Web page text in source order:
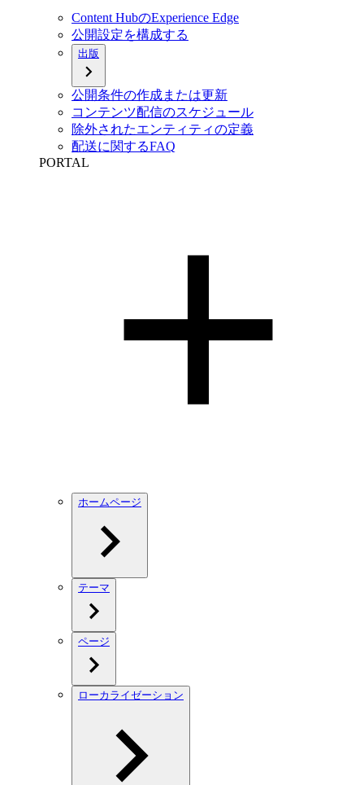
Content HubのExperience Edge
公開設定を構成する
出版
公開条件の作成または更新
コンテンツ配信のスケジュール
除外されたエンティティの定義
配送に関するFAQ
PORTAL
ホームページ
テーマ
ページ
ローカライゼーション